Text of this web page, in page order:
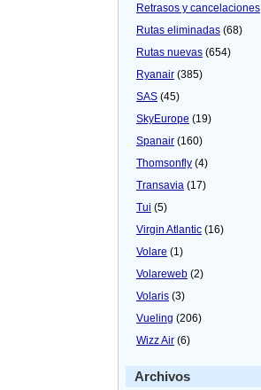
Retrasos y cancelaciones
Rutas eliminadas (68)
Rutas nuevas (654)
Ryanair (385)
SAS (45)
SkyEurope (19)
Spanair (160)
Thomsonfly (4)
Transavia (17)
Tui (5)
Virgin Atlantic (16)
Volare (1)
Volareweb (2)
Volaris (3)
Vueling (206)
Wizz Air (6)
Archivos